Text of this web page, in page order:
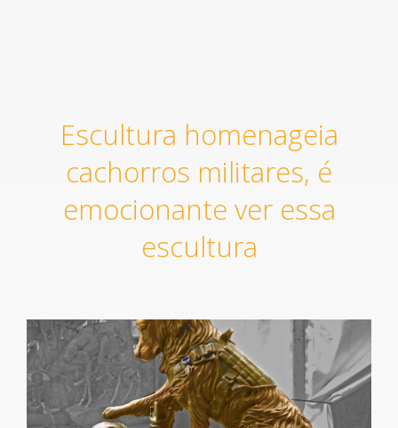
Escultura homenageia
cachorros militares, é
emocionante ver essa
escultura